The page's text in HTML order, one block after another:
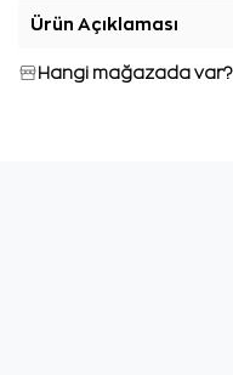
Ürün Açıklaması
Hangi mağazada var?